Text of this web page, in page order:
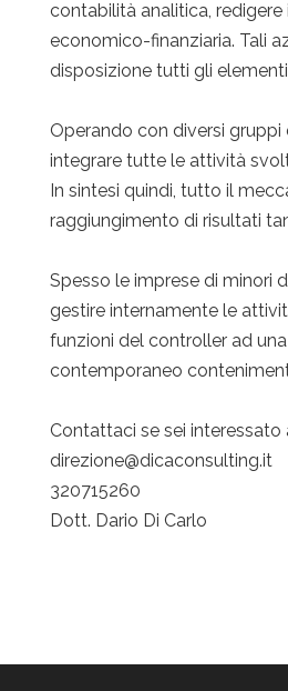
contabilità analitica,
economico-finanziaria. Tali
disposizione tutti gli
Operando con diversi
integrare tutte le attività
In sintesi quindi, tutto il
raggiungimento di risultati
Spesso le imprese di minori
gestire internamente le
funzioni del controller ad
contemporaneo
Contattaci se sei
direzione@dicaconsulting.it
320715260
Dott. Dario Di Carlo